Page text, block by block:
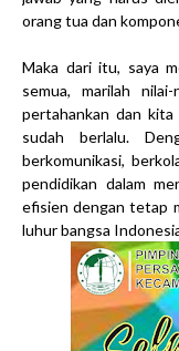
orang tua dan
Maka dari itu, saya
semua, marilah
pertahankan dan
sudah berlalu.
berkomunikasi,
pendidikan dalam
efisien dengan tetap
luhur bangsa